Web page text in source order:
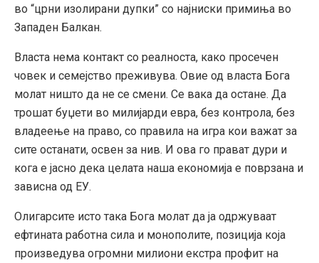
во “црни изолирани дупки” со најниски примиња во
Западен Балкан.
Власта нема контакт со реалноста, како просечен
човек и семејство преживува. Овие од власта Бога
молат ништо да не се смени. Се вака да остане. Да
трошат буџети во милијарди евра, без контрола, без
владеење на право, со правила на игра кои важат за
сите останати, освен за нив. И ова го прават дури и
кога е јасно дека целата наша економија е поврзана и
зависна од ЕУ.
Олигарсите исто така Бога молат да ја одржуваат
ефтината работна сила и монополите, позиција која
произведува огромни милиони екстра профит на